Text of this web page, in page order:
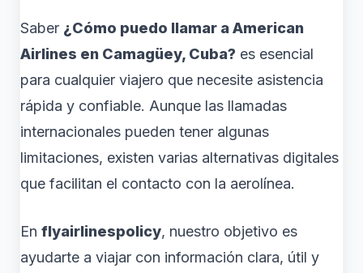
Saber ¿Cómo puedo llamar a American
Airlines en Camagüey, Cuba? es esencial
para cualquier viajero que necesite asistencia
rápida y confiable. Aunque las llamadas
internacionales pueden tener algunas
limitaciones, existen varias alternativas digitales
que facilitan el contacto con la aerolínea.
En flyairlinespolicy, nuestro objetivo es
ayudarte a viajar con información clara, útil y